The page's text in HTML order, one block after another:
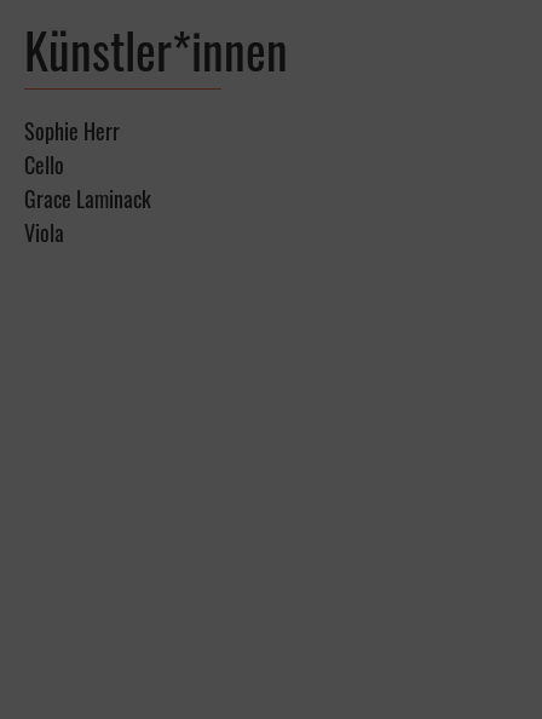
Künstler*innen
Sophie Herr
Cello
Grace Laminack
Viola